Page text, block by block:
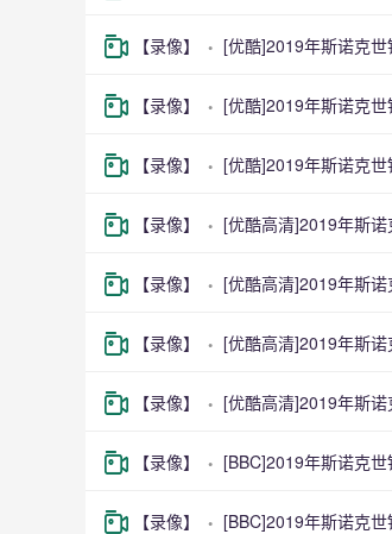
【录像】 [优酷]2019年斯诺克
【录像】 [优酷]2019年斯诺克
【录像】 [优酷]2019年斯诺克
【录像】 [优酷高清]2019年斯
【录像】 [优酷高清]2019年斯
【录像】 [优酷高清]2019年斯
【录像】 [优酷高清]2019年斯
【录像】 [BBC]2019年斯诺克
【录像】 [BBC]2019年斯诺克